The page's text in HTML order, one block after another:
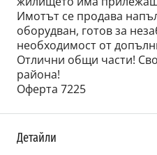
Имотът се продава
оборудван, готов за
необходимост от
Отлични общи части!
района!
Оферта 7225
Детайли